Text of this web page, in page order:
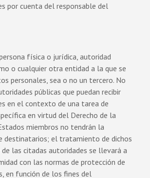
por cuenta del responsable del
física o jurídica, autoridad
o cualquier otra entidad a la que se
personales, sea o no un tercero. No
públicas que puedan recibir
en el contexto de una tarea de
en virtud del Derecho de la
miembros no tendrán la
destinatarios; el tratamiento de dichos
las citadas autoridades se llevará a
con las normas de protección de
en función de los fines del